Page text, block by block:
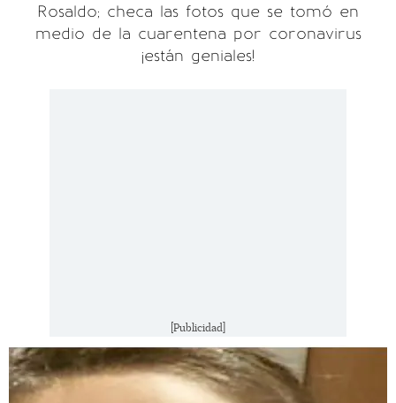
Rosaldo; checa las fotos que se tomó en
medio de la cuarentena por coronavirus
¡están geniales!
[Publicidad]